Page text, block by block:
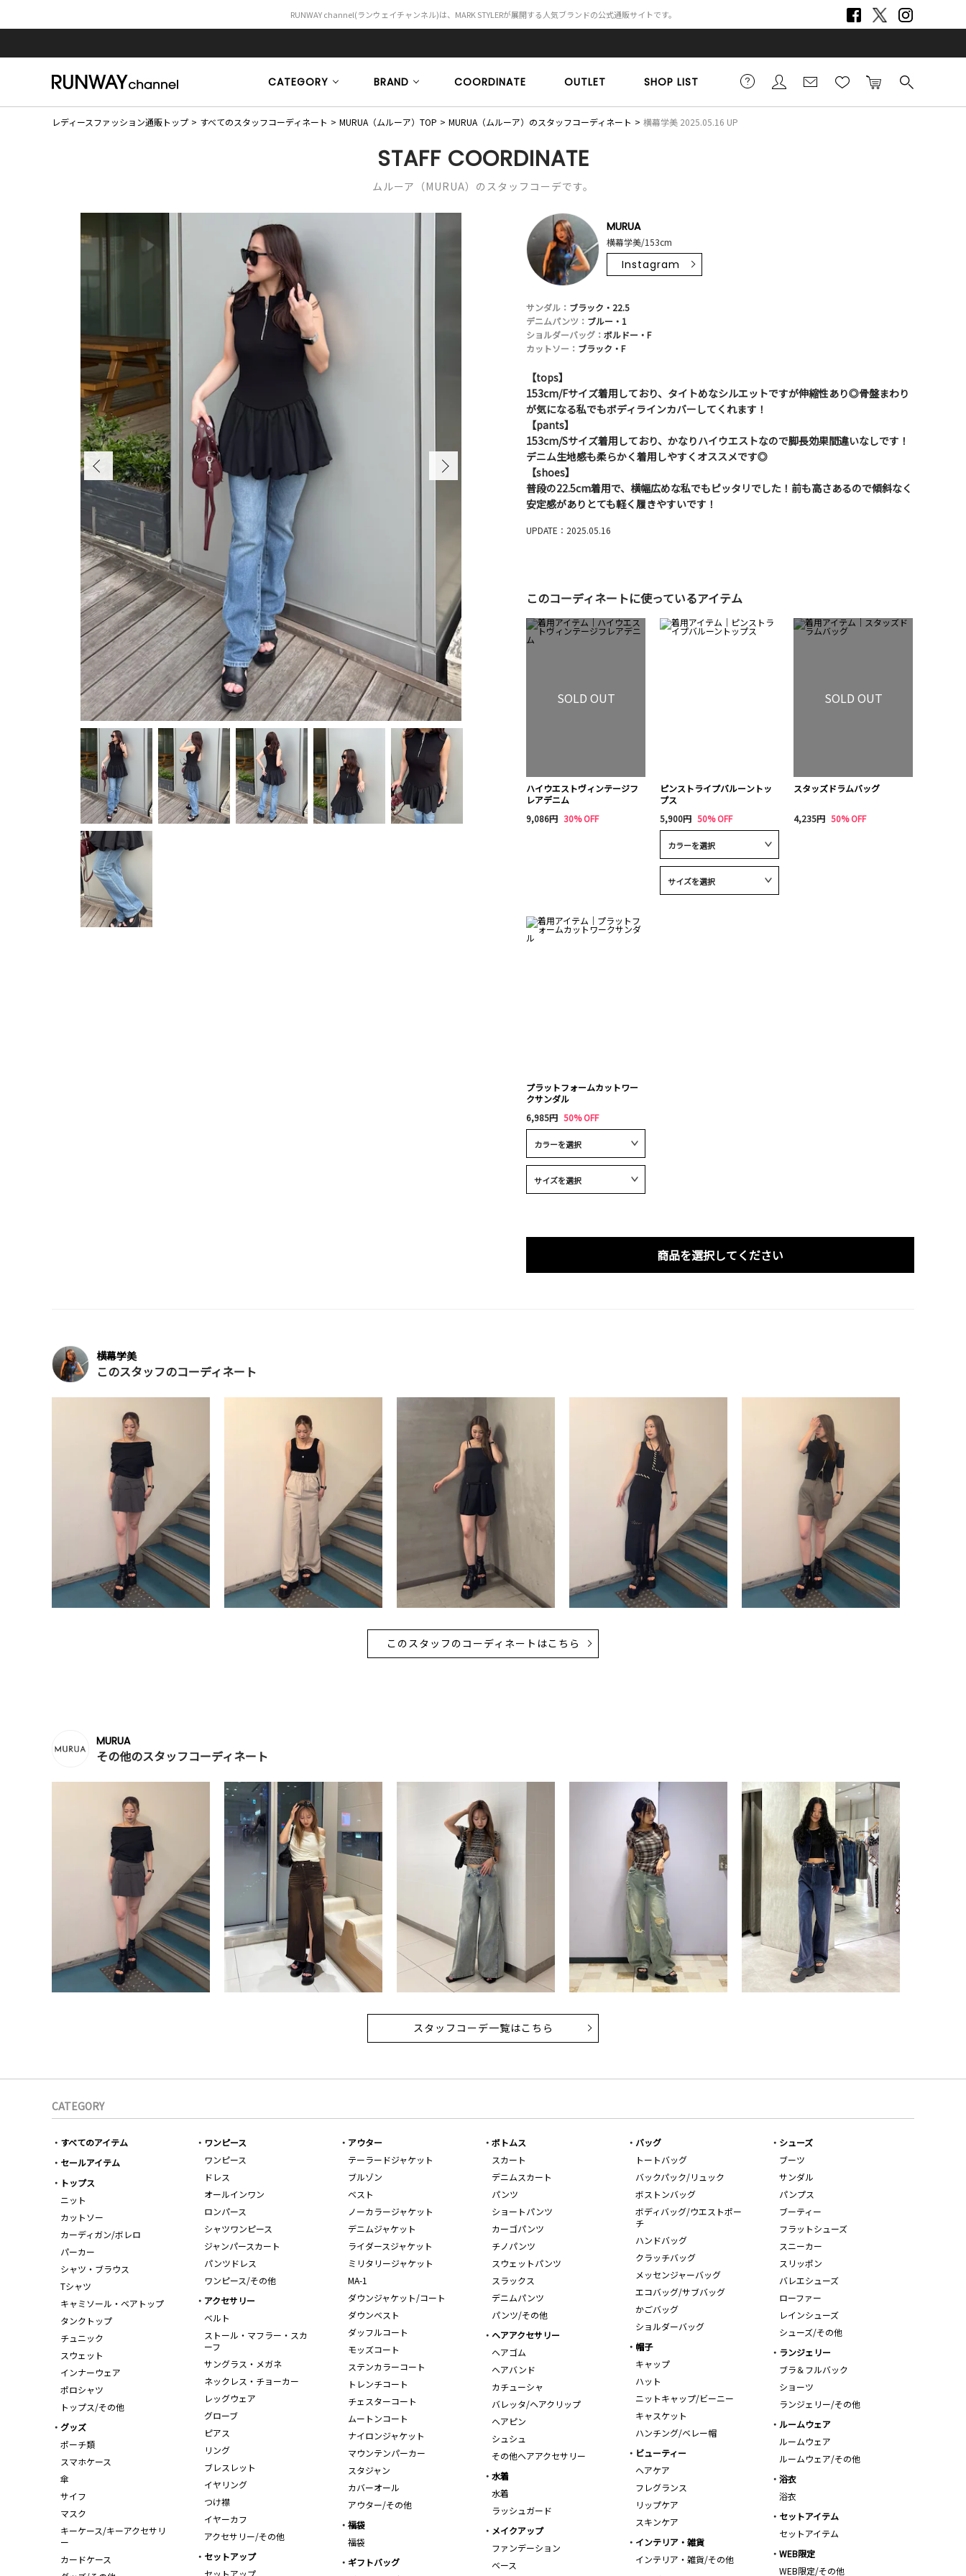
RUNWAY channel(ランウェイチャンネル)は、MARK STYLERが展開する人気ブランドの公式通販サイトです。
CATEGORY BRAND COORDINATE OUTLET SHOP LIST
レディースファッション通販トップ すべてのスタッフコーディネート MURUA（ムルーア）TOP MURUA（ムルーア）のスタッフコーディネート 横幕学美 2025.05.16 UP
STAFF COORDINATE
ムルーア（MURUA）のスタッフコーデです。
MURUA
横幕学美/153cm
Instagram
サンダル： ブラック・22.5
デニムパンツ： ブルー・1
ショルダーバッグ： ボルドー・F
カットソー： ブラック・F
【tops】
153cm/Fサイズ着用しており、タイトめなシルエットですが伸縮性あり◎骨盤まわり
が気になる私でもボディラインカバーしてくれます！
【pants】
153cm/Sサイズ着用しており、かなりハイウエストなので脚長効果間違いなしです！
デニム生地感も柔らかく着用しやすくオススメです◎
【shoes】
普段の22.5cm着用で、横幅広めな私でもピッタリでした！前も高さあるので傾斜なく
安定感がありとても軽く履きやすいです！
UPDATE：2025.05.16
このコーディネートに使っているアイテム
SOLD OUT
ハイウエストヴィンテージフ
レアデニム
9,086円 30% OFF
ピンストライプバルーントッ
プス
5,900円 50% OFF
SOLD OUT
スタッズドラムバッグ
4,235円 50% OFF
プラットフォームカットワー
クサンダル
6,985円 50% OFF
商品を選択してください
横幕学美
このスタッフのコーディネート
このスタッフのコーディネートはこちら
MURUA
その他のスタッフコーディネート
スタッフコーデ一覧はこちら
CATEGORY
すべてのアイテム
セールアイテム
トップス
ニット
カットソー
カーディガン/ボレロ
パーカー
シャツ・ブラウス
Tシャツ
キャミソール・ベアトップ
タンクトップ
チュニック
スウェット
インナーウェア
ポロシャツ
トップス/その他
ワンピース
ワンピース
ドレス
オールインワン
ロンパース
シャツワンピース
ジャンパースカート
パンツドレス
ワンピース/その他
アウター
テーラードジャケット
ブルゾン
ベスト
ノーカラージャケット
デニムジャケット
ライダースジャケット
ミリタリージャケット
MA-1
ダウンジャケット/コート
ダウンベスト
ダッフルコート
モッズコート
ステンカラーコート
トレンチコート
チェスターコート
ムートンコート
ナイロンジャケット
マウンテンパーカー
スタジャン
カバーオール
アウター/その他
ボトムス
スカート
デニムスカート
パンツ
ショートパンツ
カーゴパンツ
チノパンツ
スウェットパンツ
スラックス
デニムパンツ
パンツ/その他
バッグ
トートバッグ
バックパック/リュック
ボストンバッグ
ボディバッグ/ウエストポー
チ
ハンドバッグ
クラッチバッグ
メッセンジャーバッグ
エコバッグ/サブバッグ
かごバッグ
ショルダーバッグ
シューズ
ブーツ
サンダル
パンプス
ブーティー
フラットシューズ
スニーカー
スリッポン
バレエシューズ
ローファー
レインシューズ
シューズ/その他
アクセサリー
ベルト
ストール・マフラー・スカ
ーフ
サングラス・メガネ
ネックレス・チョーカー
レッグウェア
グローブ
ピアス
リング
ブレスレット
イヤリング
つけ襟
イヤーカフ
アクセサリー/その他
ヘアアクセサリー
ヘアゴム
ヘアバンド
カチューシャ
バレッタ/ヘアクリップ
ヘアピン
シュシュ
その他ヘアアクセサリー
帽子
キャップ
ハット
ニットキャップ/ビーニー
キャスケット
ハンチング/ベレー帽
ランジェリー
ブラ＆フルバック
ショーツ
ランジェリー/その他
ルームウェア
ルームウェア
ルームウェア/その他
グッズ
ポーチ類
スマホケース
傘
サイフ
マスク
キーケース/キーアクセサリ
ー
カードケース
ビューティー
ヘアケア
フレグランス
リップケア
スキンケア
水着
水着
ラッシュガード
浴衣
浴衣
セットアイテム
セットアイテム
福袋
福袋
メイクアップ
ファンデーション
ベース
インテリア・雑貨
インテリア・雑貨/その他
WEB限定
WEB限定/その他
セットアップ
ギフトバッグ